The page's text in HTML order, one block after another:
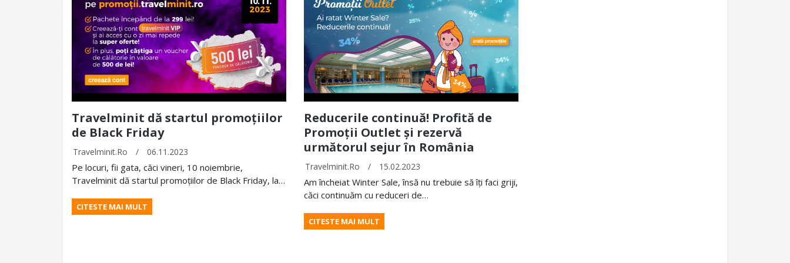
Travelminit dă startul promoțiilor
de Black Friday
Travelminit.ro / 06.11.2023
Pe locuri, fii gata, căci vineri, 10 noiembrie,
Travelminit dă startul promoțiilor de Black Friday, la…
CITESTE MAI MULT
Reducerile continuă! Profită de
Promoții Outlet și rezervă
următorul sejur în România
Travelminit.ro / 15.02.2023
Am încheiat Winter Sale, însă nu trebuie să îți faci griji,
căci continuăm cu reduceri de…
CITESTE MAI MULT